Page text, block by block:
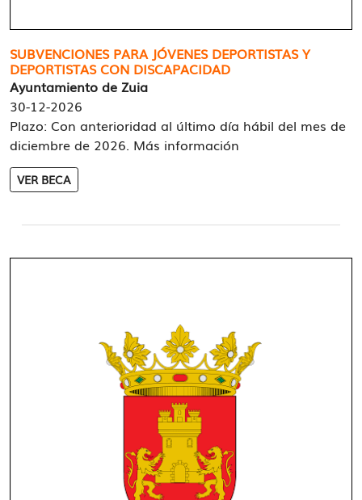
SUBVENCIONES PARA JÓVENES DEPORTISTAS Y
DEPORTISTAS CON DISCAPACIDAD
Ayuntamiento de Zuia
30-12-2026
Plazo: Con anterioridad al último día hábil del mes de
diciembre de 2026. Más información
VER BECA